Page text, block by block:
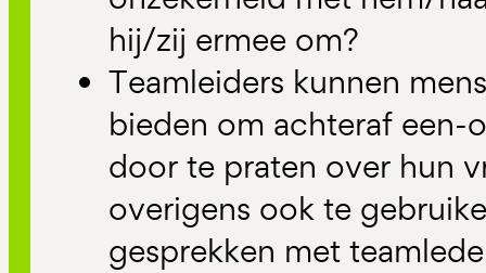
hij/zij ermee om?
Teamleiders kunnen
bieden om achteraf een-
door te praten over hun
overigens ook te
gesprekken met